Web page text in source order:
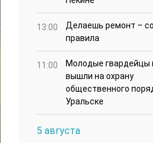
13:00
Делаешь ремонт –
правила
11:00
Молодые гвардейцы
вышли на охрану
общественного
Уральске
5 августа